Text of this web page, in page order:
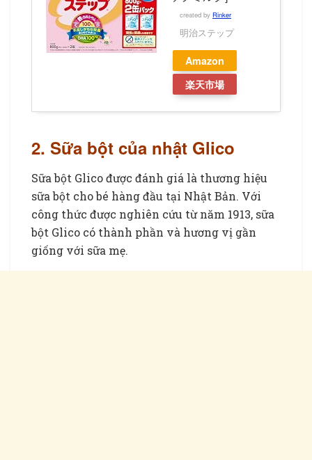
created by Rinker
明治ステップ
Amazon
楽天市場
2. Sữa bột của nhật Glico
Sữa bột Glico được đánh giá là thương hiệu
sữa bột cho bé hàng đầu tại Nhật Bản. Với
công thức được nghiên cứu từ năm 1913, sữa
bột Glico có thành phần và hương vị gần
giống với sữa mẹ.